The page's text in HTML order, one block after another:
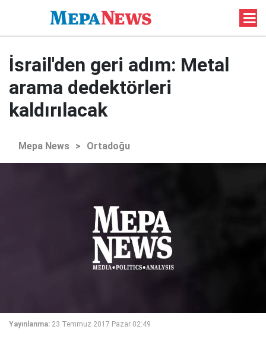
İsrail'den geri adım: Metal
arama dedektörleri
kaldırılacak
Mepa News > Ortadoğu
Yayınlanma: 23 Temmuz 2017 Pazar 02:49